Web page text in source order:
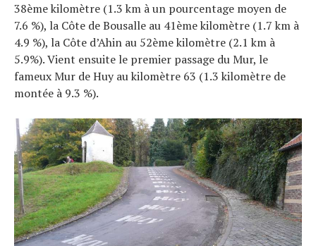
38ème kilomètre (1.3 km à un pourcentage moyen de
7.6 %), la Côte de Bousalle au 41ème kilomètre (1.7 km à
4.9 %), la Côte d’Ahin au 52ème kilomètre (2.1 km à
5.9%). Vient ensuite le premier passage du Mur, le
fameux Mur de Huy au kilomètre 63 (1.3 kilomètre de
montée à 9.3 %).